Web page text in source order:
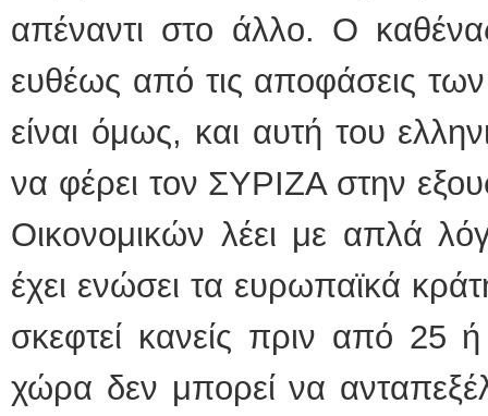
απέναντι στο άλλο. Ο
ευθέως από τις αποφάσεις
είναι όμως, και αυτή του
να φέρει τον ΣΥΡΙΖΑ στην
Οικονομικών λέει με απλά
έχει ενώσει τα ευρωπαϊκά
σκεφτεί κανείς πριν από 25
χώρα δεν μπορεί να